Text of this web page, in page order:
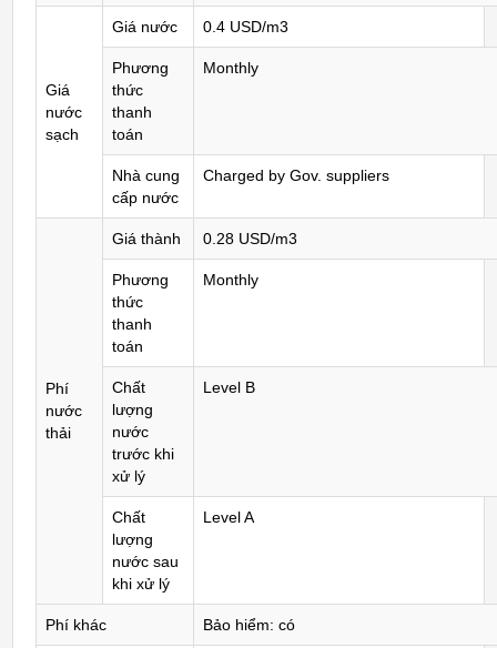
Giá
nước
sạch
Giá nước 0.4 USD/m3
Phương
thức
thanh
toán
Monthly
Nhà cung
cấp nước
Charged by Gov. suppliers
Phí
nước
thải
Giá thành 0.28 USD/m3
Phương
thức
thanh
toán
Monthly
Chất
lượng
nước
trước khi
xử lý
Level B
Chất
lượng
nước sau
khi xử lý
Level A
Phí khác Bảo hiểm: có